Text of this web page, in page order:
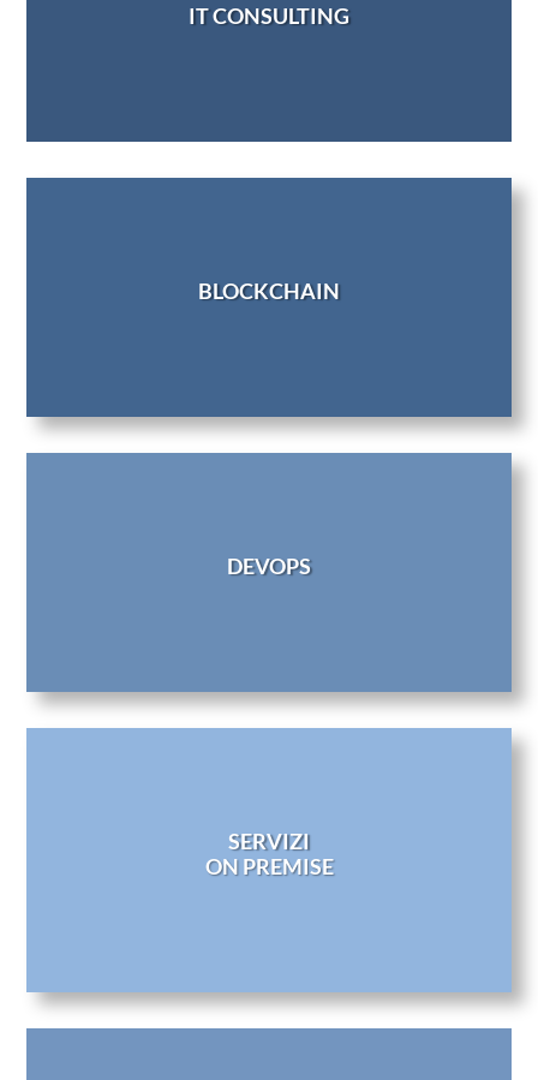
IT CONSULTING
BLOCKCHAIN
DEVOPS
SERVIZI
ON PREMISE